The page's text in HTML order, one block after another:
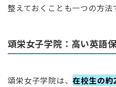
整えておくことも一つの方法
頌栄女子学院：高い英語
頌栄女子学院は、在校生の